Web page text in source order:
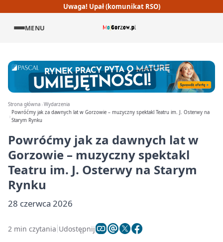
Uwaga! Upał (komunikat RSO)
MENU
Strona główna Wydarzenia
Powróćmy jak za dawnych lat w Gorzowie – muzyczny spektakl Teatru im. J. Osterwy na
Starym Rynku
Powróćmy jak za dawnych lat w
Gorzowie – muzyczny spektakl
Teatru im. J. Osterwy na Starym
Rynku
28 czerwca 2026
2 min czytania Udostępnij